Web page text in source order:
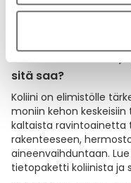
Koliini – mitä se on,
sitä saa?
Koliini on elimistölle
moniin kehon
kaltaista ravintoainetta
rakenteeseen,
aineenvaihduntaan.
tietopaketti koliinista ja